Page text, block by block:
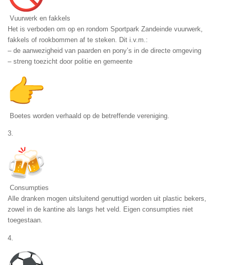
Vuurwerk en fakkels
Het is verboden om op en rondom Sportpark Zandeinde vuurwerk,
fakkels of rookbommen af te steken. Dit i.v.m.:
– de aanwezigheid van paarden en pony’s in de directe omgeving
– streng toezicht door politie en gemeente
Boetes worden verhaald op de betreffende vereniging.
3.
Consumpties
Alle dranken mogen uitsluitend genuttigd worden uit plastic bekers,
zowel in de kantine als langs het veld. Eigen consumpties niet
toegestaan.
4.